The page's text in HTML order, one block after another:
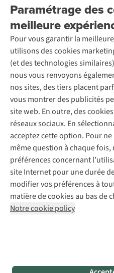
Paramétrage des
meilleure
Pour vous garantir la
utilisons des cookies
(et des technologies
nous vous renvoyons
nos sites, des tiers placent
vous montrer des publicités
site web. En outre, des
réseaux sociaux. En
acceptez cette option. Pour
même question à chaque
préférences concernant
site Internet pour une durée
modifier vos préférences à
matière de cookies au bas de
Notre cookie policy
Retourner
Rétractation d'une commande
Entretien & réparations
Garantie
Contactez-nous
Entreprise responsable
À propos d’Ayacucho
Nos magasins
À propos d’A.S.Adventure
Déclaration d'accessibilité
Location / Location sports d’hiver
Seconde-main
Entretien de ski
Service de lavage
Entretien de chaussures
Réparation de chaussures
Réparation de vêtements
Retouches
Pour les entreprises
Découvrez
A.S.Magazine
Explore Camp
Expertise & conseils
Abonnez-vous à la newsletter
Mentions légales
Conditions